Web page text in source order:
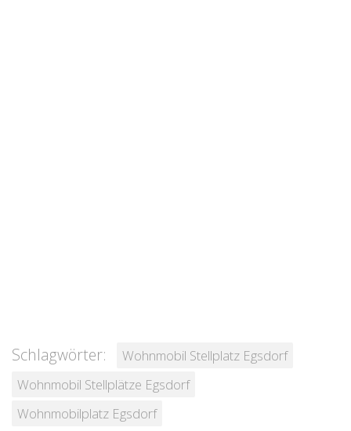
Schlagwörter:
Wohnmobil Stellplatz Egsdorf
Wohnmobil Stellplätze Egsdorf
Wohnmobilplatz Egsdorf